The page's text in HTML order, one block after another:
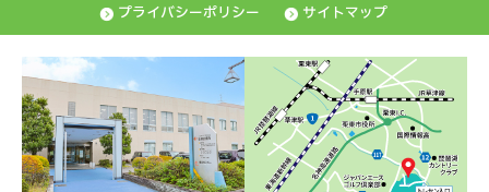
プライバシーポリシー
サイトマップ